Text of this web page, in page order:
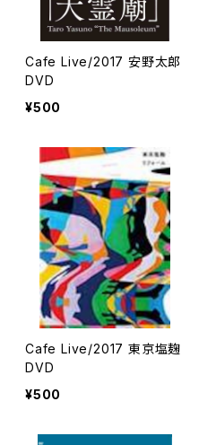
Cafe Live/2017 安野太郎
DVD
¥500
Cafe Live/2017 東京塩麹
DVD
¥500